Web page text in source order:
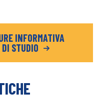
INFORMATIVA
STUDIO